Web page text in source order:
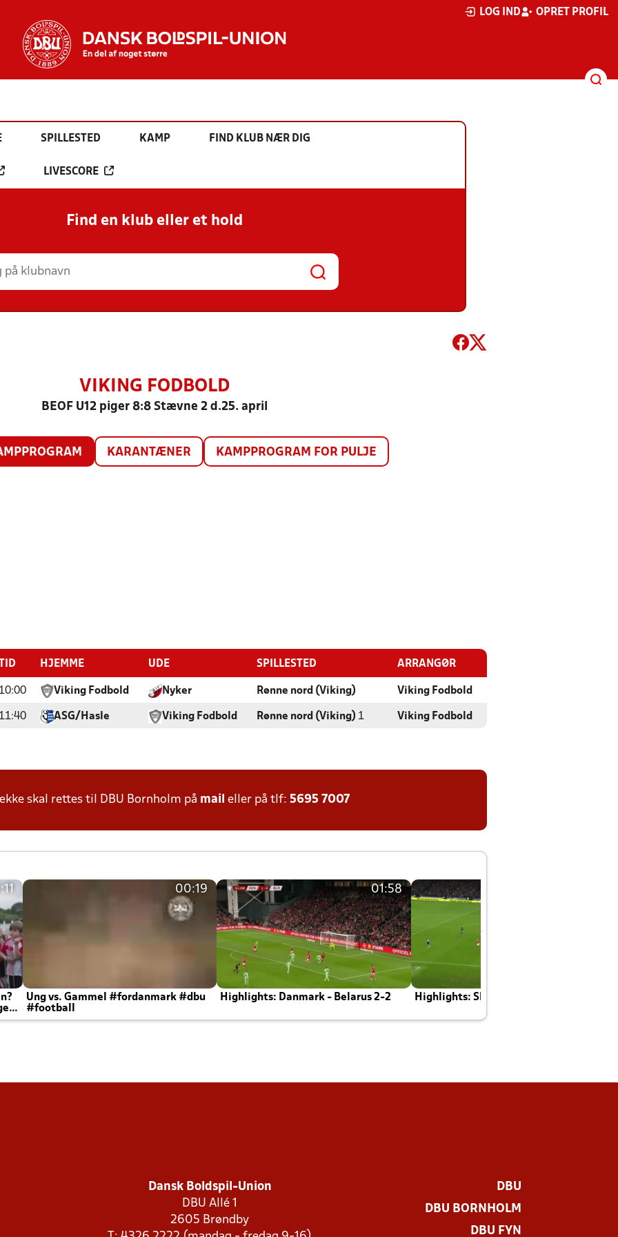
LOG IND OPRET PROFIL
SPILLESTED KAMP FIND KLUB NÆR DIG
LIVESCORE
Find en klub eller et hold
VIKING FODBOLD
BEOF U12 piger 8:8 Stævne 2 d.25. april
KARANTÆNER KAMPPROGRAM FOR PULJE
TID HJEMME UDE SPILLESTED ARRANGØR
10:00 Viking Fodbold Nyker Rønne nord (Viking) Viking Fodbold
11:40 ASG/Hasle Viking Fodbold Rønne nord (Viking) 1 Viking Fodbold
skal rettes til DBU Bornholm på mail eller på tlf: 5695 7007
00:19
Ung vs. Gammel #fordanmark #dbu
#football
01:58
Highlights: Danmark - Belarus 2-2 Highlights: Skotland - Danmark 4-2
Dansk Boldspil-Union
DBU Allé 1
2605 Brøndby
DBU
DBU BORNHOLM
DBU FYN